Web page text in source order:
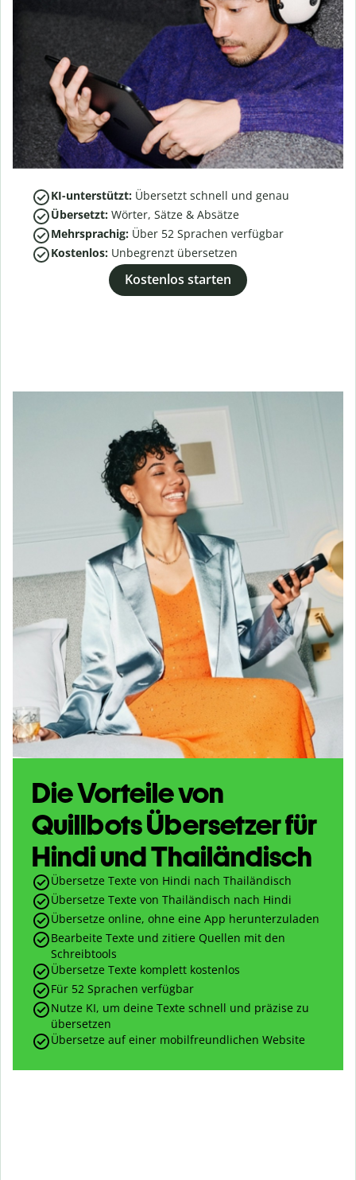
KI-unterstützt: Übersetzt schnell und genau
Übersetzt: Wörter, Sätze & Absätze
Mehrsprachig: Über 52 Sprachen verfügbar
Kostenlos: Unbegrenzt übersetzen
Kostenlos starten
Die Vorteile von
Quillbots Übersetzer für
Hindi und Thailändisch
Übersetze Texte von Hindi nach Thailändisch
Übersetze Texte von Thailändisch nach Hindi
Übersetze online, ohne eine App herunterzuladen
Bearbeite Texte und zitiere Quellen mit den
Schreibtools
Übersetze Texte komplett kostenlos
Für 52 Sprachen verfügbar
Nutze KI, um deine Texte schnell und präzise zu
übersetzen
Übersetze auf einer mobilfreundlichen Website